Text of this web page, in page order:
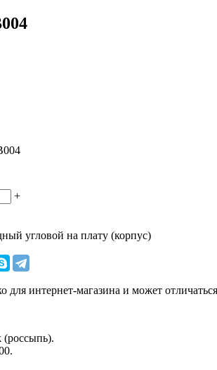
+
угловой на плату (корпус)
для интернет-магазина и может